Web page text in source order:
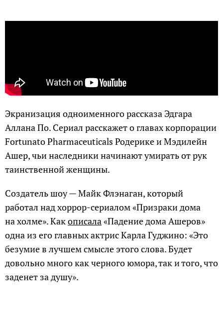
Экранизация одноименного рассказа Эдгара
Аллана По. Сериал расскажет о главах корпорации
Fortunato Pharmaceuticals Родерике и Мэдилейн
Ашер, чьи наследники начинают умирать от рук
таинственной женщины.
Создатель шоу — Майк Флэнаган, который
работал над хоррор-сериалом «Призраки дома
на холме». Какописала«Падение дома Ашеров»
одна из его главных актрис Карла Гуджино: «Это
безумие в лучшем смысле этого слова. Будет
довольно много как черного юмора, так и того, что
заденет за душу».